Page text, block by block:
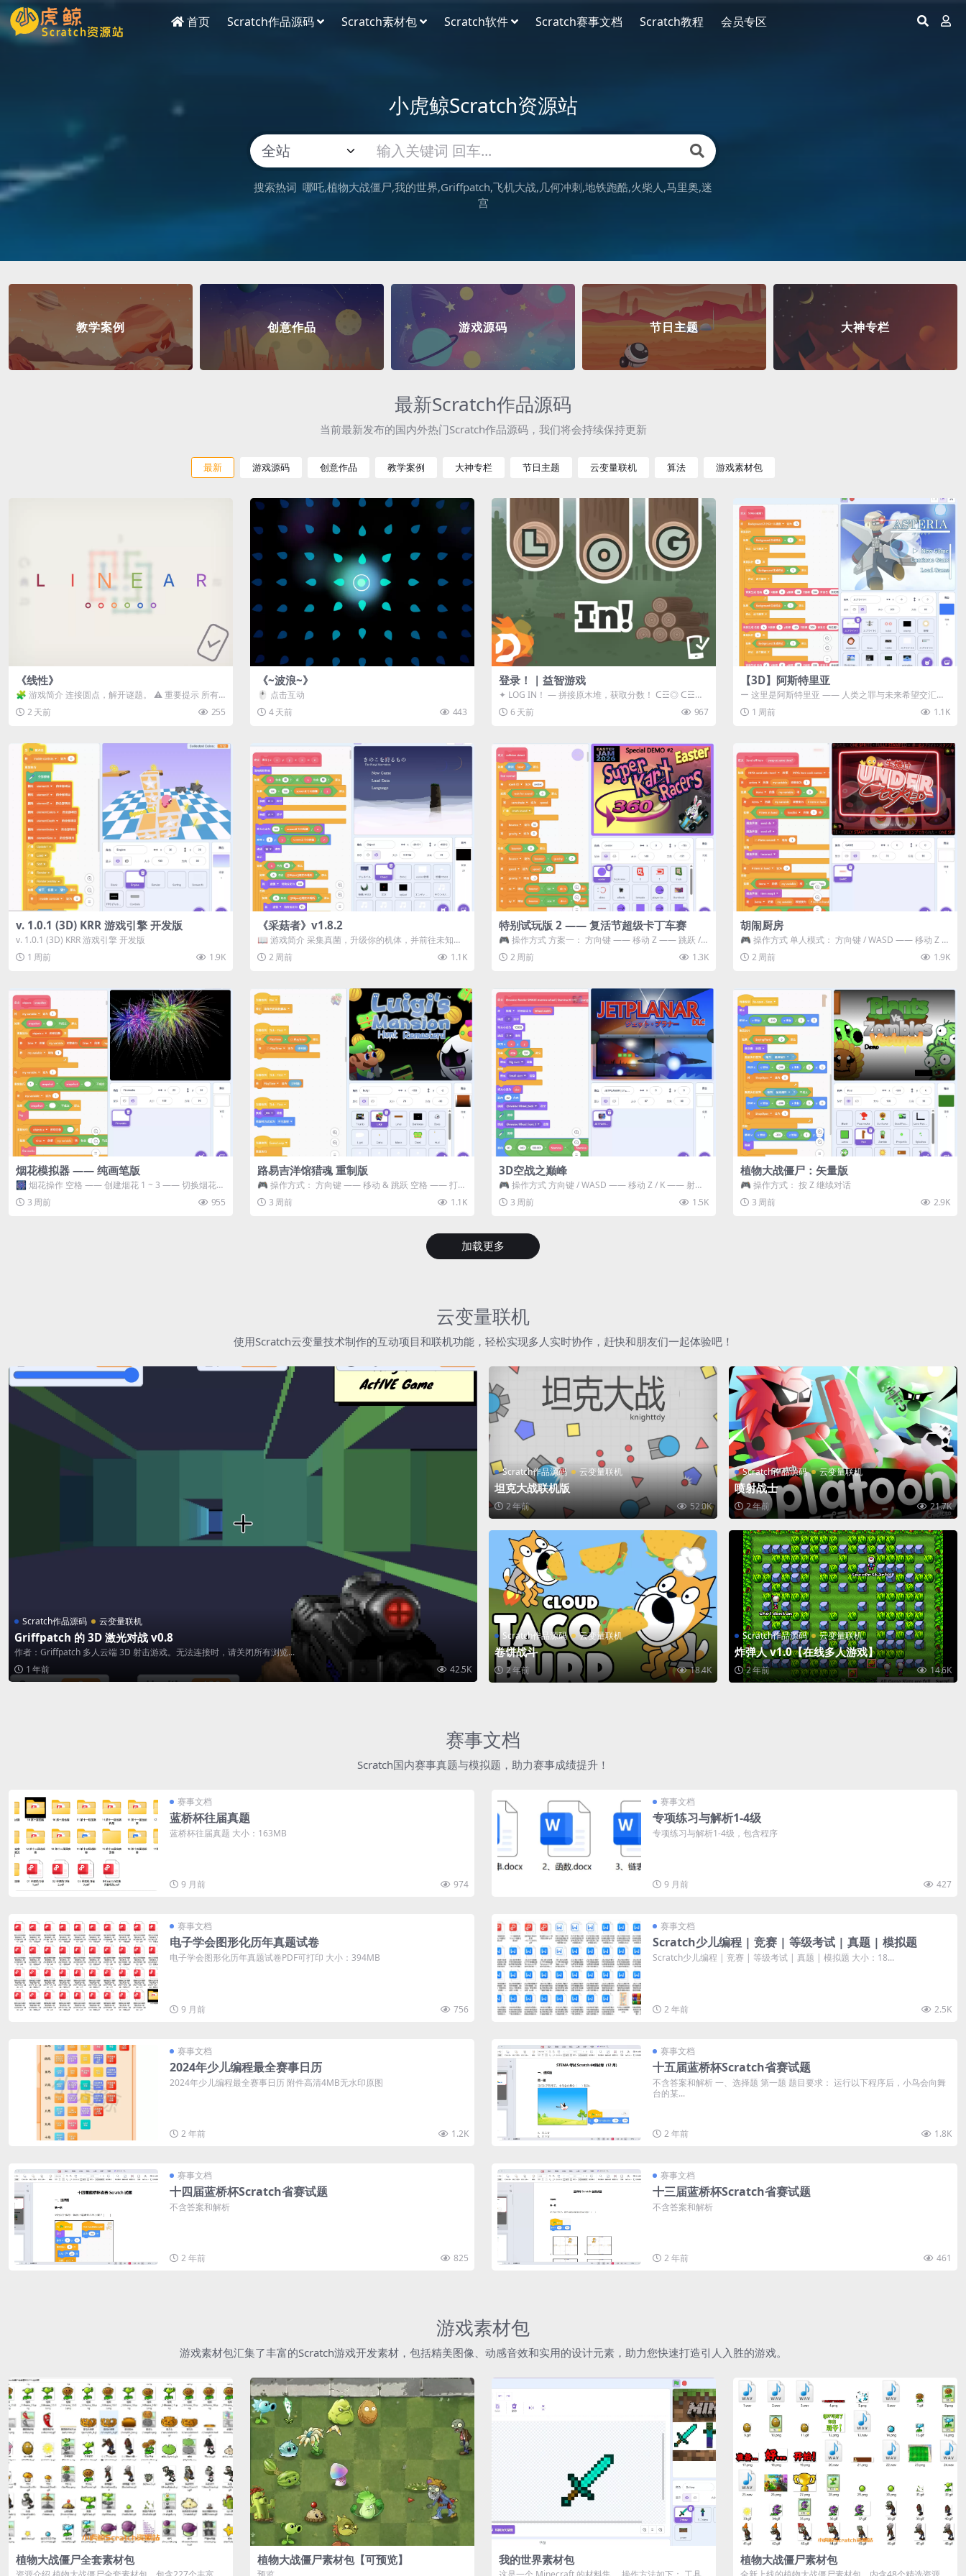
首页 Scratch作品源码 Scratch素材包 Scratch软件 Scratch赛事文档 Scratch教程 会员专区
小虎鲸Scratch资源站
搜索热词 哪吒 植物大战僵尸 我的世界 Griffpatch 飞机大战 几何冲刺 地铁跑酷 火柴人 马里奥 迷
宫
教学案例 创意作品 游戏源码 节日主题 大神专栏
最新Scratch作品源码
当前最新发布的国内外热门Scratch作品源码，我们将会持续保持更新
最新 游戏源码 创意作品 教学案例 大神专栏 节日主题 云变量联机 算法 游戏素材包
《线性》
🧩 游戏简介 连接圆点，解开谜题。 ⚠️ 重要提示 所有
关卡均可通关，请确保使用...
2 天前 255
《~波浪~》
🖱️ 点击互动
4 天前
443
登录！ | 益智游戏
✦ LOG IN！ — 拼接原木堆，获取分数！ ᑕ☲◎ ᑕ☲◎
ᑕ☲◎ ᑕ☲◎ ...
6 天前 967
【3D】阿斯特里亚
ー 这里是阿斯特里亚 —— 人类之罪与未来希望交汇之
地 📖 游戏简介 《阿斯特里...
1 周前 1.1K
v. 1.0.1 (3D) KRR 游戏引擎 开发版
v. 1.0.1 (3D) KRR 游戏引擎 开发版
1 周前
1.9K
《采菇者》v1.8.2
📖 游戏简介 采集真菌，升级你的机体，并前往未知领
域探索。 这是一款静谧的探索冒...
2 周前 1.1K
特别试玩版 2 —— 复活节超级卡丁车赛
🎮 操作方式 方案一： 方向键 —— 移动 Z —— 跳跃 /
漂移 方案二： ...
2 周前 1.3K
胡闹厨房
🎮 操作方式 单人模式： 方向键 / WASD —— 移动 Z /
K —— 抓...
2 周前 1.9K
烟花模拟器 —— 纯画笔版
🎆 烟花操作 空格 —— 创建烟花 1 ~ 3 —— 切换烟花类
型 普通烟花 嘶...
3 周前 955
路易吉洋馆猎魂 重制版
🎮 操作方式： 方向键 —— 移动 & 跳跃 空格 —— 打开
宝箱 将你...
3 周前 1.1K
3D空战之巅峰
🎮 操作方式 方向键 / WASD —— 移动 Z / K —— 射击 /
攻击...
3 周前 1.5K
植物大战僵尸：矢量版
🎮 操作方式： 按 Z 继续对话
3 周前
2.9K
加载更多
云变量联机
使用Scratch云变量技术制作的互动项目和联机功能，轻松实现多人实时协作，赶快和朋友们一起体验吧！
Scratch作品源码 云变量联机
Griffpatch 的 3D 激光对战 v0.8
作者：Griffpatch 多人云端 3D 射击游戏。无法连接时，请关闭所有浏览...
1 年前
42.5K
Scratch作品源码 云变量联机
坦克大战联机版
2 年前 52.0K
Scratch作品源码 云变量联机
喷射战士
2 年前 21.7K
Scratch作品源码 云变量联机
卷饼战斗
2 年前 18.4K
Scratch作品源码 云变量联机
炸弹人 v1.0【在线多人游戏】
2 年前 14.6K
赛事文档
Scratch国内赛事真题与模拟题，助力赛事成绩提升！
赛事文档
蓝桥杯往届真题
蓝桥杯往届真题 大小：163MB
9 月前 974
赛事文档
专项练习与解析1-4级
专项练习与解析1-4级，包含程序
9 月前 427
赛事文档
电子学会图形化历年真题试卷
电子学会图形化历年真题试卷PDF可打印 大小：394MB
9 月前 756
赛事文档
Scratch少儿编程 | 竞赛 | 等级考试 | 真题 | 模拟题
Scratch少儿编程 | 竞赛 | 等级考试 | 真题 | 模拟题 大小：18...
2 年前 2.5K
赛事文档
2024年少儿编程最全赛事日历
2024年少儿编程最全赛事日历 附件高清4MB无水印原图
2 年前 1.2K
赛事文档
十五届蓝桥杯Scratch省赛试题
不含答案和解析 一、选择题 第一题 题目要求： 运行以下程序后，小鸟会向舞
台的某...
2 年前 1.8K
赛事文档
十四届蓝桥杯Scratch省赛试题
不含答案和解析
2 年前 825
赛事文档
十三届蓝桥杯Scratch省赛试题
不含答案和解析
2 年前 461
游戏素材包
游戏素材包汇集了丰富的Scratch游戏开发素材，包括精美图像、动感音效和实用的设计元素，助力您快速打造引人入胜的游戏。
植物大战僵尸全套素材包 植物大战僵尸素材包【可预览】 我的世界素材包 植物大战僵尸素材包